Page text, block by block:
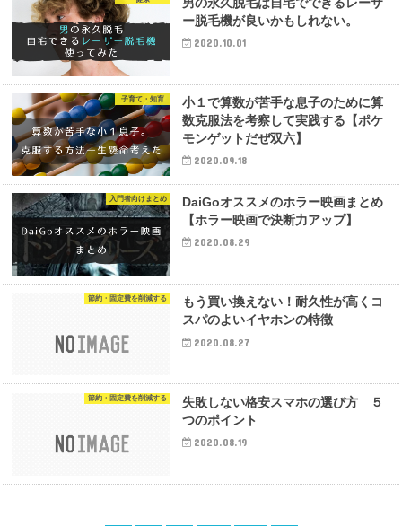
ー脱毛機が良いかもしれない。
2020.10.01
子育て・知育
小１で算数が苦手な息子のために算
数克服法を考察して実践する【ポケ
モンゲットだぜ双六】
2020.09.18
入門者向けまとめ
DaiGoオススメのホラー映画まとめ
【ホラー映画で決断力アップ】
2020.08.29
節約・固定費を削減する
もう買い換えない！耐久性が高くコ
スパのよいイヤホンの特徴
2020.08.27
節約・固定費を削減する
失敗しない格安スマホの選び方 ５
つのポイント
2020.08.19